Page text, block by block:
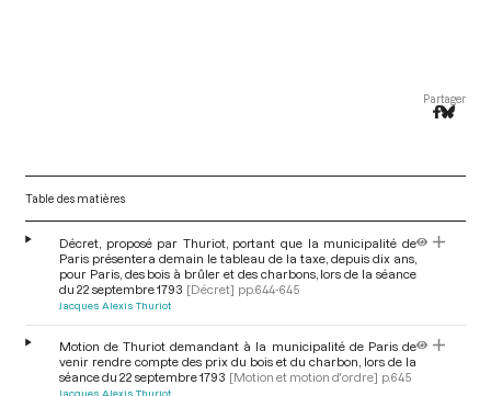
Partager
Table des matières
Décret, proposé par Thuriot, portant que la municipalité de
Paris présentera demain le tableau de la taxe, depuis dix ans,
pour Paris, des bois à brûler et des charbons, lors de la séance
du 22 septembre 1793 [Décret] pp.644-645
Jacques Alexis Thuriot
Motion de Thuriot demandant à la municipalité de Paris de
venir rendre compte des prix du bois et du charbon, lors de la
séance du 22 septembre 1793 [Motion et motion d'ordre] p.645
Jacques Alexis Thuriot